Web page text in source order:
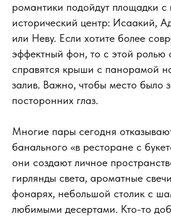
романтики подойдут площадки с
исторический центр: Исаакий,
или Неву. Если хотите более
эффектный фон, то с этой ролью
справятся крыши с панорамой
залив. Важно, чтобы место было
посторонних глаз.
Многие пары сегодня
банального «в ресторане с
они создают личное
гирлянды света, ароматные
фонарях, небольшой столик с
любимыми десертами. Кто-то